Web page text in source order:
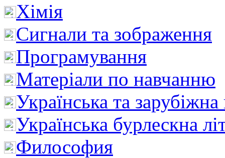
Хімія
Сигнали та зображення
Програмування
Матеріали по навчанню
Українська та зарубіжна
Українська бурлескна
Философия